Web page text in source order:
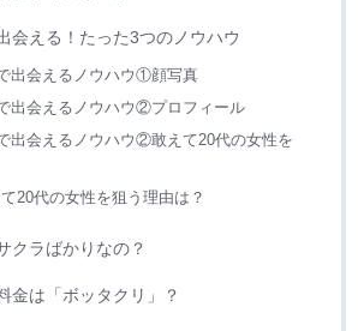
会える！たった3つのノウハウ
出会えるノウハウ①顔写真
出会えるノウハウ②プロフィール
出会えるノウハウ②敢えて20代の女性を
20代の女性を狙う理由は？
クラばかりなの？
金は「ボッタクリ」？